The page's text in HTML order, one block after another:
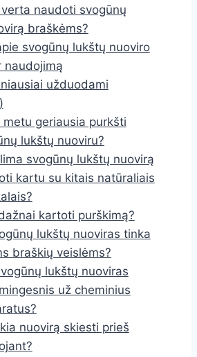
naudoti svogūnų
braškėms?
svogūnų lukštų nuoviro
naudojimą
užduodami
metu geriausia purkšti
lukštų nuoviru?
svogūnų lukštų nuovirą
kartu su kitais natūraliais
kartoti purškimą?
lukštų nuoviras tinka
braškių veislėms?
lukštų nuoviras
už cheminius
nuovirą skiesti prieš